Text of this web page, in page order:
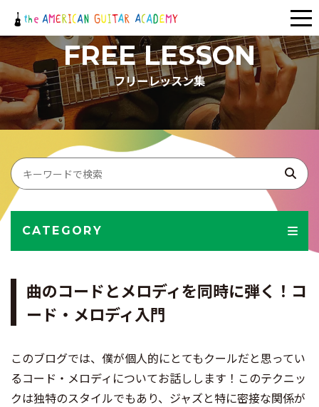
FREE LESSON
フリーレッスン集
CATEGORY
曲のコードとメロディを同時に弾く！コ
ード・メロディ入門
このブログでは、僕が個人的にとてもクールだと思ってい
るコード・メロディについてお話しします！このテクニッ
クは独特のスタイルでもあり、ジャズと特に密接な関係が
メ
ニ
ュ
ー